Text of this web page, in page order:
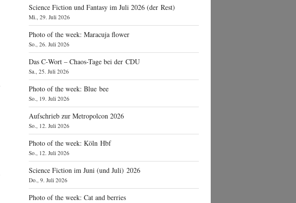
Science Fiction und Fantasy im Juli 2026 (der Rest)
Mi., 29. Juli 2026
Photo of the week: Maracuja flower
So., 26. Juli 2026
Das C‑Wort – Chaos-Tage bei der CDU
Sa., 25. Juli 2026
Photo of the week: Blue bee
So., 19. Juli 2026
Aufschrieb zur Metropolcon 2026
So., 12. Juli 2026
Photo of the week: Köln Hbf
So., 12. Juli 2026
Science Fiction im Juni (und Juli) 2026
Do., 9. Juli 2026
Photo of the week: Cat and berries